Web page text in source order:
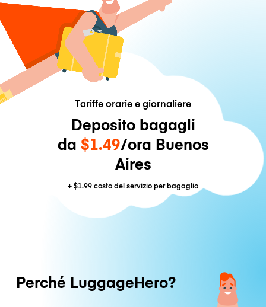
Tariffe orarie e giornaliere
Deposito bagagli
da $1.49/ora Buenos
Aires
+$1.99costo del servizio per bagaglio
Perché LuggageHero?